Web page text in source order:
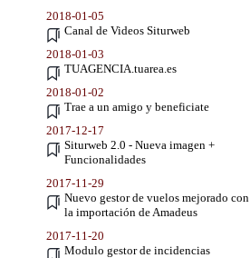
2018-01-05
Canal de Videos Siturweb
2018-01-03
TUAGENCIA.tuarea.es
2018-01-02
Trae a un amigo y beneficiate
2017-12-17
Siturweb 2.0 - Nueva imagen +
Funcionalidades
2017-11-29
Nuevo gestor de vuelos mejorado con
la importación de Amadeus
2017-11-20
Modulo gestor de incidencias